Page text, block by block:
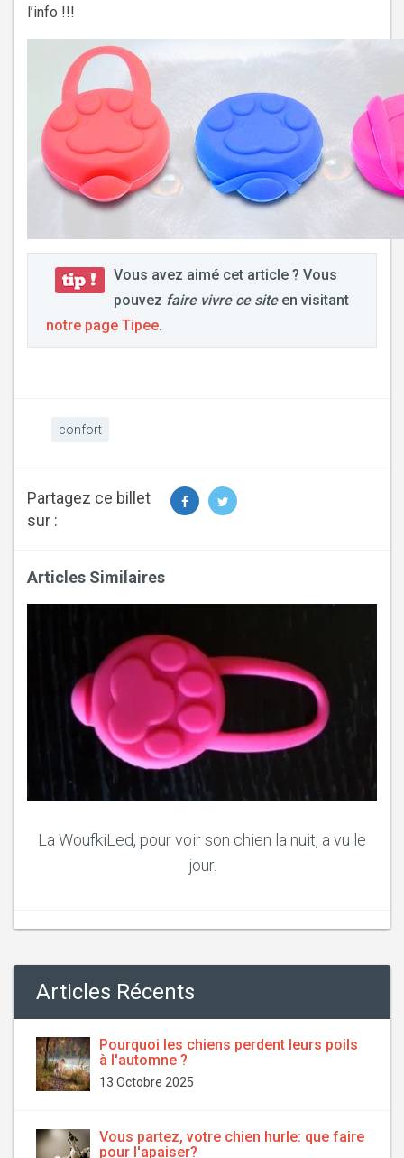
l’info !!!
Vous avez aimé cet article ? Vous
pouvez faire vivre ce siteen visitant
notre page Tipee.
confort
Partagez ce billet
sur :
Articles Similaires
La WoufkiLed, pour voir son chien la nuit, a vu le
jour.
Articles Récents
Pourquoi les chiens perdent leurs poils
à l'automne ?
13 Octobre 2025
Vous partez, votre chien hurle: que faire
pour l'apaiser?